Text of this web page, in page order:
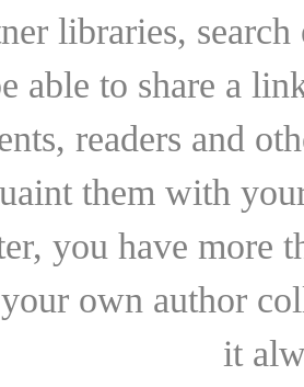
libraries,
able to share a
readers and
them with
you have more
own author
it